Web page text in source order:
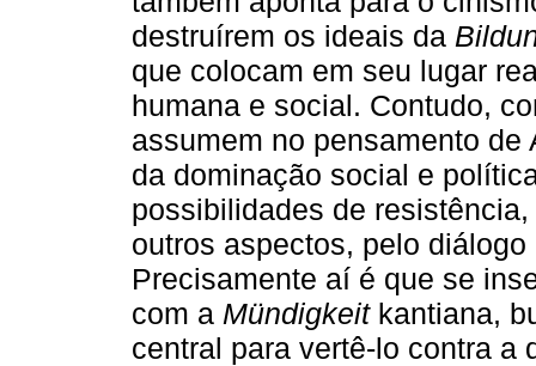
destruírem os ideais da
que colocam em seu lugar
humana e social. Contudo,
assumem no pensamento
da dominação social e
possibilidades de
outros aspectos, pelo
Precisamente aí é que se
com a Mündigkeitkantiana,
central para vertê-lo contra a